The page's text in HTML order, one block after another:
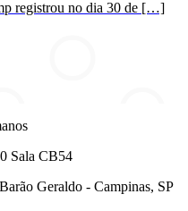
registrou no dia 30 de […]
Sala CB54
Geraldo - Campinas, SP